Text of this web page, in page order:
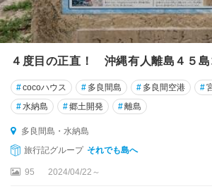
４度目の正直！ 沖縄有人離島４５島
#cocoハウス # 多良間島 # 多良間空港 #
#水納島 #郷土開発 #離島
多良間島・水納島
旅行記グループ それでも島へ
95 2024/04/22～